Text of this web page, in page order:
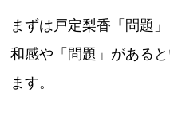
まずは戸定梨香「問題
和感や「問題」がある
ます。